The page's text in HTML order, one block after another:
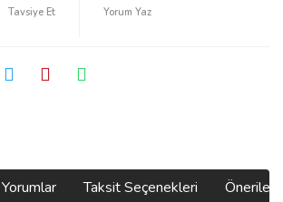
Tavsiye Et Yorum Yaz
Yorumlar Taksit Seçenekleri